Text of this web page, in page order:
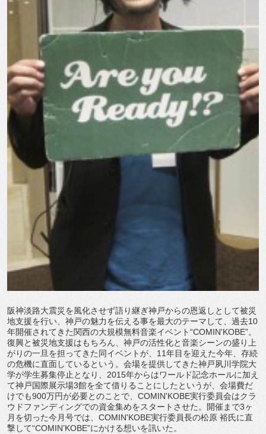
阪神淡路大震災を風化させず語り継ぎ神戸からの恩返しとして被災
地支援を行い、神戸の魅力を伝える事を最大のテーマして、過去10
年開催されてきた関西の大規模無料音楽イベント“COMIN'KOBE”。
復興と被災地支援はもちろん、神戸の活性化と音楽シーンの盛り上
がりの一旦を担ってきた同イベントが、11年目を迎えた今年、存続
の危機に直面しているという。会場を提供してきた神戸夙川学院大
学が学生募集停止となり、2015年からはワールド記念ホールに加え
て神戸国際展示場3館を全て借りることにしたというが、会場費だ
けでも900万円が必要とのことで、COMIN'KOBE実行委員会はクラ
ウドファンディングでの資金集めをスタートさせた。開催まで3ヶ
月を切った今月号では、COMIN'KOBE実行委員長の松原 裕氏に直
撃して“COMIN’KOBE”にかける想いを訊いた。